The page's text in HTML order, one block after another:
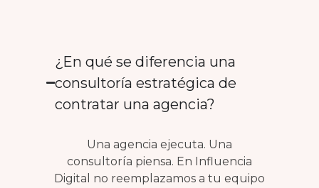
¿En qué se diferencia una
consultoría estratégica de
contratar una agencia?
Una agencia ejecuta. Una
consultoría piensa. En Influencia
Digital no reemplazamos a tu equipo